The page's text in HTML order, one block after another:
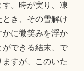
。時が実り、凍
き、その雪解け
に微笑みを浮か
できる結末、で
すが、このいた